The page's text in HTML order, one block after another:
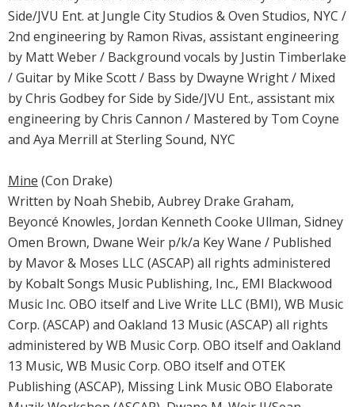
Side/JVU Ent. at Jungle City Studios & Oven Studios, NYC /
2nd engineering by Ramon Rivas, assistant engineering
by Matt Weber / Background vocals by Justin Timberlake
/ Guitar by Mike Scott / Bass by Dwayne Wright / Mixed
by Chris Godbey for Side by Side/JVU Ent., assistant mix
engineering by Chris Cannon / Mastered by Tom Coyne
and Aya Merrill at Sterling Sound, NYC
Mine (Con Drake)
Written by Noah Shebib, Aubrey Drake Graham,
Beyoncé Knowles, Jordan Kenneth Cooke Ullman, Sidney
Omen Brown, Dwane Weir p/k/a Key Wane / Published
by Mavor & Moses LLC (ASCAP) all rights administered
by Kobalt Songs Music Publishing, Inc., EMI Blackwood
Music Inc. OBO itself and Live Write LLC (BMI), WB Music
Corp. (ASCAP) and Oakland 13 Music (ASCAP) all rights
administered by WB Music Corp. OBO itself and Oakland
13 Music, WB Music Corp. OBO itself and OTEK
Publishing (ASCAP), Missing Link Music OBO Elaborate